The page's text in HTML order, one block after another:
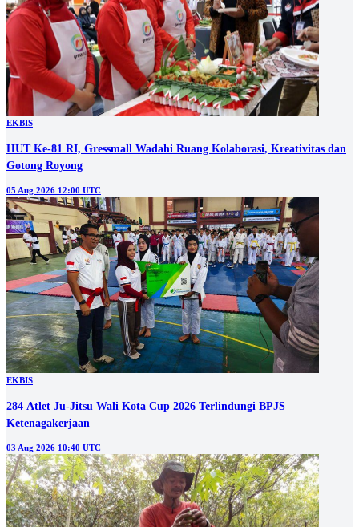
EKBIS
HUT Ke-81 RI, Gressmall Wadahi Ruang Kolaborasi, Kreativitas dan
Gotong Royong
05 Aug 2026 12:00 UTC
EKBIS
284 Atlet Ju-Jitsu Wali Kota Cup 2026 Terlindungi BPJS
Ketenagakerjaan
03 Aug 2026 10:40 UTC